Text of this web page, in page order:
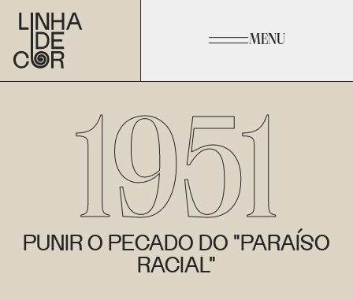
MENU
1951
PUNIR O PECADO DO "PARAÍSO
RACIAL"